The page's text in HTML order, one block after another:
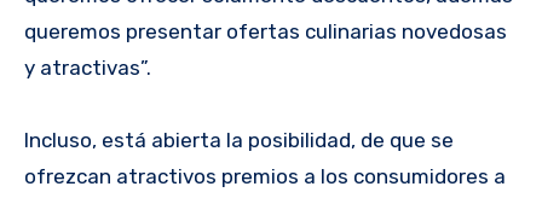
queremos presentar ofertas culinarias novedosas
y atractivas”.
Incluso, está abierta la posibilidad, de que se
ofrezcan atractivos premios a los consumidores a